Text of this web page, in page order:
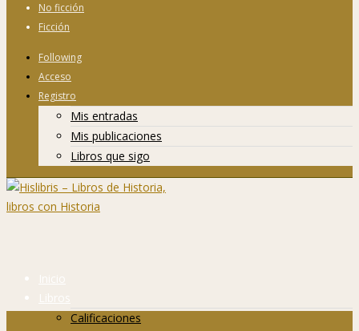
No ficción
Ficción
Following
Acceso
Registro
Mis entradas
Mis publicaciones
Libros que sigo
Inicio
Libros
Calificaciones